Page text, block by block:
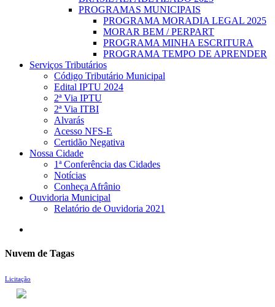
PROGRAMAS MUNICIPAIS
PROGRAMA MORADIA LEGAL 2025
MORAR BEM / PERPART
PROGRAMA MINHA ESCRITURA
PROGRAMA TEMPO DE APRENDER
Serviços Tributários
Código Tributário Municipal
Edital IPTU 2024
2ª Via IPTU
2ª Via ITBI
Alvarás
Acesso NFS-E
Certidão Negativa
Nossa Cidade
1ª Conferência das Cidades
Notícias
Conheça Afrânio
Ouvidoria Municipal
Relatório de Ouvidoria 2021
Nuvem de Tagas
Licitação